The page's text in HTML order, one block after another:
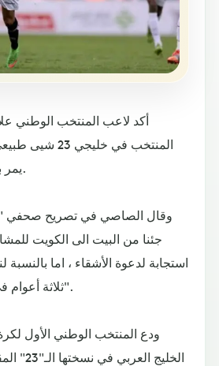
أكد لاعب المنتخب الوطني
المنتخب في
يمر بها المنتخب في البلاد.
وقال الصاصي في تصريح صحفي
استجابة لدعوة الأشقاء ، اما بالنسبة
ثلاثة أعوام في اليمن جراء الحرب".
ودع المنتخب الوطني الأول
الخليج